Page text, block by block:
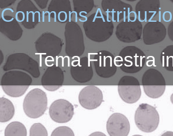
Commons
Tema Finestra